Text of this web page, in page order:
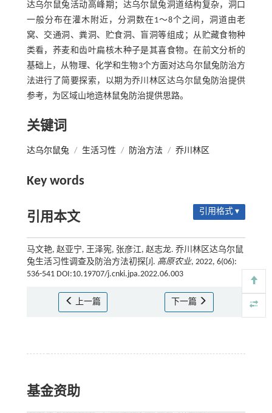
达乌尔鼠兔活动高峰期；达乌尔鼠兔洞道结构复杂，洞口
一般分布在灌木附近，分洞数在1～8个之间，洞道由老
窝、交通洞、粪洞、贮食洞、盲洞等组成；从贮藏食物种
类看，荞麦和齿叶扁核木种子是其喜食物。在前文分析的
基础上，从物理、化学和生物3个方面对达乌尔鼠兔防治方
法进行了简要探索，以期为乔川林区达乌尔鼠兔防治提供
参考，为区域山地造林鼠兔防治提供思路。
关键词
达乌尔鼠兔 / 生活习性 / 防治方法 / 乔川林区
Key words
引用本文 引用格式 ▾
马文艳, 赵亚宁, 王泽宪, 张彦江, 赵志龙. 乔川林区达乌尔鼠
兔生活习性调查及防治方法初探[J]. 高原农业, 2022, 6(06):
536-541 DOI:10.19707/j.cnki.jpa.2022.06.003
上一篇 下一篇
基金资助